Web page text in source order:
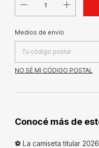
Entregas para el CP:
Medios de envío
NO SÉ MI CÓDIGO POSTAL
Conocé más de
⚽ La camiseta titular